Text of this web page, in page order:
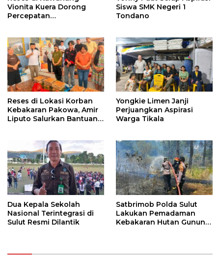
Vionita Kuera Dorong
Percepatan
Siswa SMK Negeri 1
Tondano
Reses di Lokasi Korban
Kebakaran Pakowa, Amir
Liputo Salurkan Bantuan
Yongkie Limen Janji
Perjuangkan Aspirasi
Warga Tikala
Dua Kepala Sekolah
Nasional Terintegrasi di
Sulut Resmi Dilantik
Satbrimob Polda Sulut
Lakukan Pemadaman
Kebakaran Hutan Gunung